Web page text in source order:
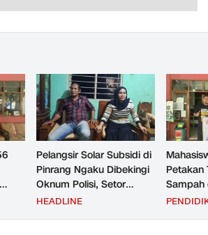
Pelangsir Solar Subsidi di
Pinrang Ngaku Dibekingi
Oknum Polisi, Setor
Rp2,5 Juta Per Bulan Lalu
HEADLINE
Petakan
Sampah
untuk